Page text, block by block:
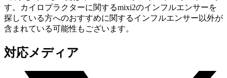
す。カイロプラクターに関するmixi2のインフルエンサーを
探している方へのおすすめに関するインフルエンサー以外が
含まれている可能性もございます。
対応メディア